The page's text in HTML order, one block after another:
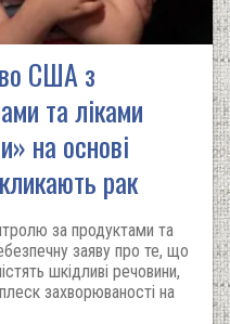
США з
та ліками
на основі
рак
за продуктами та
заяву про те, що
шкідливі речовини,
захворюваності на